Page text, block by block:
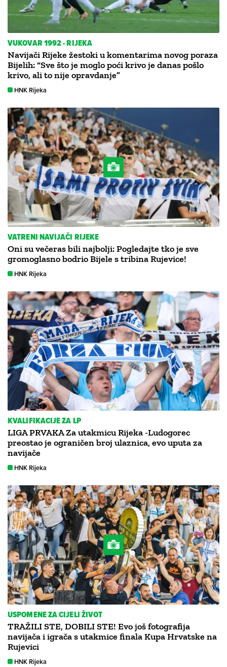
VUKOVAR 1992 - RIJEKA
Navijači Rijeke žestoki u komentarima novog poraza
Bijelih: “Sve što je moglo poći krivo je danas pošlo
krivo, ali to nije opravdanje”
HNK Rijeka
VATRENI NAVIJAČI RIJEKE
Oni su večeras bili najbolji: Pogledajte tko je sve
gromoglasno bodrio Bijele s tribina Rujevice!
HNK Rijeka
KVALIFIKACIJE ZA LP
LIGA PRVAKA Za utakmicu Rijeka -Ludogorec
preostao je ograničen broj ulaznica, evo uputa za
navijače
HNK Rijeka
USPOMENE ZA CIJELI ŽIVOT
TRAŽILI STE, DOBILI STE! Evo još fotografija
navijača i igrača s utakmice finala Kupa Hrvatske na
Rujevici
HNK Rijeka